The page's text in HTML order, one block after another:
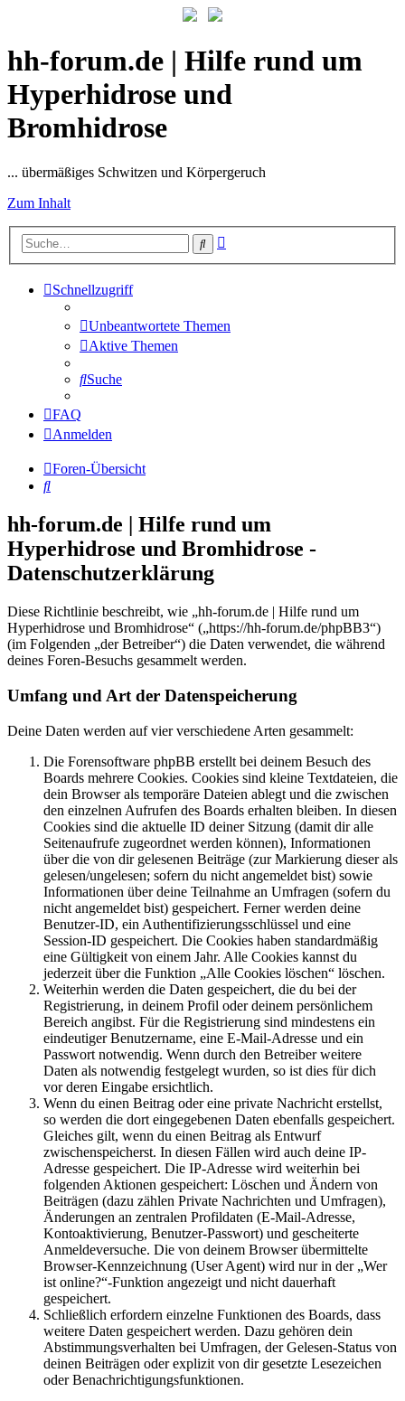
hh-forum.de | Hilfe rund um
Hyperhidrose und
Bromhidrose
... übermäßiges Schwitzen und Körpergeruch
Zum Inhalt
Suche
Schnellzugriff
Unbeantwortete Themen
Aktive Themen
Suche
FAQ
Anmelden
Foren-Übersicht
Suche
hh-forum.de | Hilfe rund um
Hyperhidrose und Bromhidrose -
Datenschutzerklärung
Diese Richtlinie beschreibt, wie „hh-forum.de | Hilfe rund um
Hyperhidrose und Bromhidrose“ („https://hh-forum.de/phpBB3“)
(im Folgenden „der Betreiber“) die Daten verwendet, die während
deines Foren-Besuchs gesammelt werden.
Umfang und Art der Datenspeicherung
Deine Daten werden auf vier verschiedene Arten gesammelt:
Die Forensoftware phpBB erstellt bei deinem Besuch des
Boards mehrere Cookies. Cookies sind kleine Textdateien, die
dein Browser als temporäre Dateien ablegt und die zwischen
den einzelnen Aufrufen des Boards erhalten bleiben. In diesen
Cookies sind die aktuelle ID deiner Sitzung (damit dir alle
Seitenaufrufe zugeordnet werden können), Informationen
über die von dir gelesenen Beiträge (zur Markierung dieser als
gelesen/ungelesen; sofern du nicht angemeldet bist) sowie
Informationen über deine Teilnahme an Umfragen (sofern du
nicht angemeldet bist) gespeichert. Ferner werden deine
Benutzer-ID, ein Authentifizierungsschlüssel und eine
Session-ID gespeichert. Die Cookies haben standardmäßig
eine Gültigkeit von einem Jahr. Alle Cookies kannst du
jederzeit über die Funktion „Alle Cookies löschen“ löschen.
Weiterhin werden die Daten gespeichert, die du bei der
Registrierung, in deinem Profil oder deinem persönlichem
Bereich angibst. Für die Registrierung sind mindestens ein
eindeutiger Benutzername, eine E-Mail-Adresse und ein
Passwort notwendig. Wenn durch den Betreiber weitere
Daten als notwendig festgelegt wurden, so ist dies für dich
vor deren Eingabe ersichtlich.
Wenn du einen Beitrag oder eine private Nachricht erstellst,
so werden die dort eingegebenen Daten ebenfalls gespeichert.
Gleiches gilt, wenn du einen Beitrag als Entwurf
zwischenspeicherst. In diesen Fällen wird auch deine IP-
Adresse gespeichert. Die IP-Adresse wird weiterhin bei
folgenden Aktionen gespeichert: Löschen und Ändern von
Beiträgen (dazu zählen Private Nachrichten und Umfragen),
Änderungen an zentralen Profildaten (E-Mail-Adresse,
Kontoaktivierung, Benutzer-Passwort) und gescheiterte
Anmeldeversuche. Die von deinem Browser übermittelte
Browser-Kennzeichnung (User Agent) wird nur in der „Wer
ist online?“-Funktion angezeigt und nicht dauerhaft
gespeichert.
Schließlich erfordern einzelne Funktionen des Boards, dass
weitere Daten gespeichert werden. Dazu gehören dein
Abstimmungsverhalten bei Umfragen, der Gelesen-Status von
deinen Beiträgen oder explizit von dir gesetzte Lesezeichen
oder Benachrichtigungsfunktionen.